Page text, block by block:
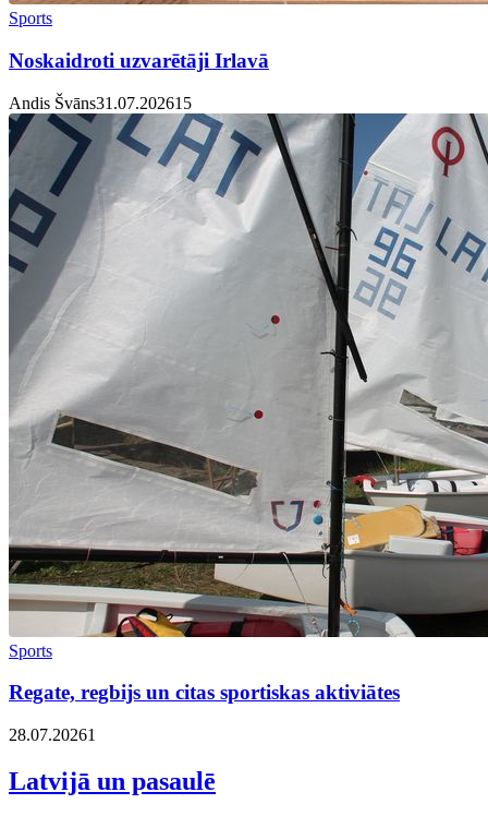
Sports
Noskaidroti uzvarētāji Irlavā
Andis Švāns31.07.20261 5
Sports
Regate, regbijs un citas sportiskas aktiviātes
28.07.20261
Latvijā un pasaulē